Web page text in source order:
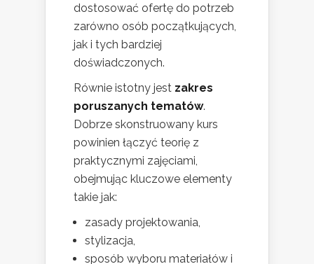
dostosować ofertę do potrzeb
zarówno osób początkujących,
jak i tych bardziej
doświadczonych.
Równie istotny jest zakres
poruszanych tematów.
Dobrze skonstruowany kurs
powinien łączyć teorię z
praktycznymi zajęciami,
obejmując kluczowe elementy
takie jak:
zasady projektowania,
stylizacja,
sposób wyboru materiałów i